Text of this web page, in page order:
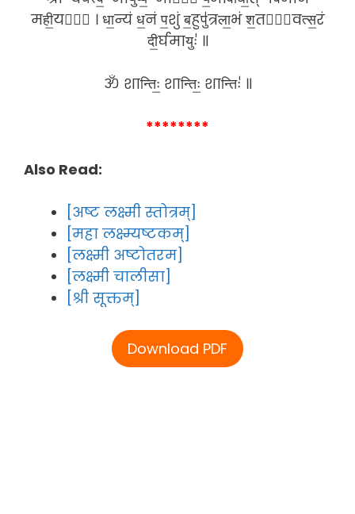
मही॒यते᳚ । धा॒न्यं ध॒नं प॒शुं ब॒हुपु॑त्रला॒भं श॒तसं᳚वत्स॒रं
दी॒र्घमायुः॑ ॥
ॐ शान्तिः॒ शान्तिः॒ शान्तिः॑ ॥
********
Also Read:
[अष्ट लक्ष्मी स्तोत्रम्]
[महा लक्ष्म्यष्टकम्]
[लक्ष्मी अष्टोतरम]
[लक्ष्मी चालीसा]
[श्री सूक्तम्]
Download PDF